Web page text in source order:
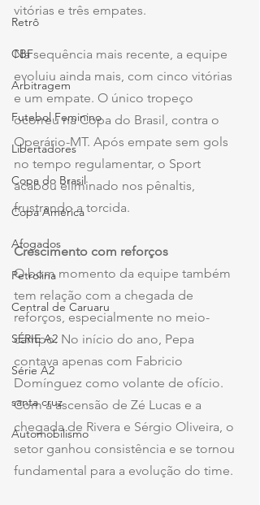
Retrô
CBF
Arbitragem
Futebol Feminino
Libertadores
Copa do Brasil
Copa América
Afogados
Petrolina
Central de Caruaru
SÉRIE A2
Série A2
santa cruz
Automobilismo
vitórias e três empates.
Na sequência mais recente, a equipe
evoluiu ainda mais, com cinco vitórias
e um empate. O único tropeço
ocorreu na Copa do Brasil, contra o
Operário-MT. Após empate sem gols
no tempo regulamentar, o Sport
acabou eliminado nos pênaltis,
frustrando a torcida.
Crescimento com reforços
O bom momento da equipe também
tem relação com a chegada de
reforços, especialmente no meio-
campo. No início do ano, Pepa
contava apenas com Fabricio
Domínguez como volante de ofício.
Com a ascensão de Zé Lucas e a
chegada de Rivera e Sérgio Oliveira, o
setor ganhou consistência e se tornou
fundamental para a evolução do time.